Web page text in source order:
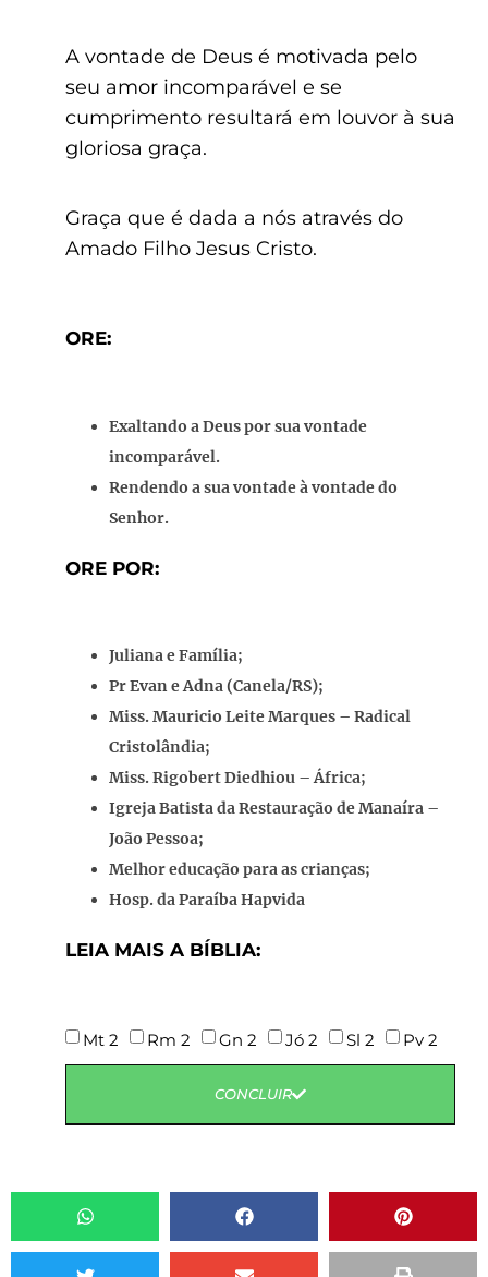
A vontade de Deus é motivada pelo
seu amor incomparável e se
cumprimento resultará em louvor à sua
gloriosa graça.
Graça que é dada a nós através do
Amado Filho Jesus Cristo.
ORE:
Exaltando a Deus por sua vontade
incomparável.
Rendendo a sua vontade à vontade do
Senhor.
ORE POR:
Juliana e Família;
Pr Evan e Adna (Canela/RS);
Miss. Mauricio Leite Marques – Radical
Cristolândia;
Miss. Rigobert Diedhiou – África;
Igreja Batista da Restauração de Manaíra –
João Pessoa;
Melhor educação para as crianças;
Hosp. da Paraíba Hapvida
LEIA MAIS A BÍBLIA:
Mt 2 Rm 2 Gn 2 Jó 2 Sl 2 Pv 2
CONCLUIR